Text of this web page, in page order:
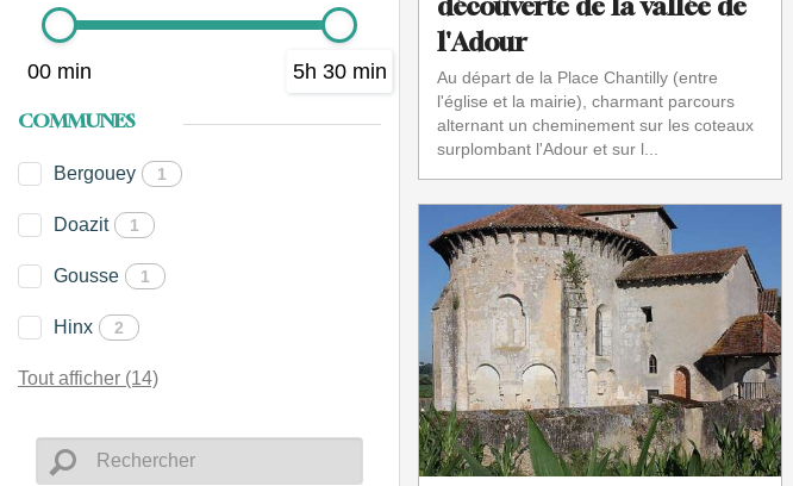
00 min 5h 30 min
COMMUNES
Bergouey 1
Doazit 1
Gousse 1
Hinx 2
Tout afficher (14)
l'Adour
Au départ de la Place Chantilly (entre
l'église et la mairie), charmant parcours
alternant un cheminement sur les coteaux
surplombant l'Adour et sur l...